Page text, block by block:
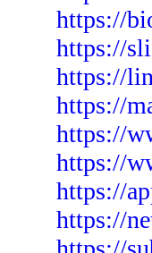
https://
https://
https://
https://
https://
https://
https://
https://